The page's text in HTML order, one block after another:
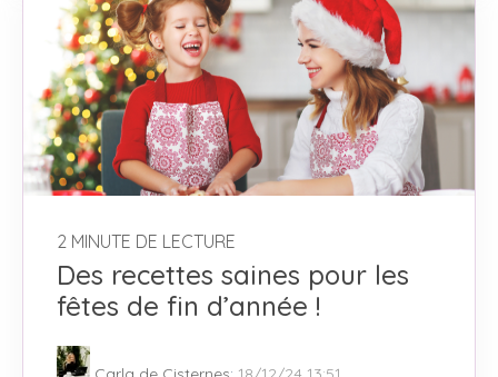
2 MINUTE DE LECTURE
Des recettes saines pour les
fêtes de fin d’année !